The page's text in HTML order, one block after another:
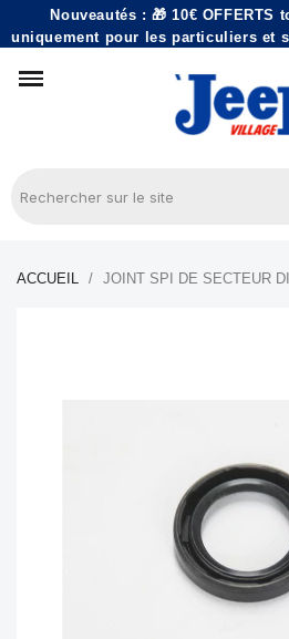
Nouveautés : 🎁 10€ OFFERTS
uniquement pour les particuliers et
ACCUEIL JOINT SPI DE SECTEUR